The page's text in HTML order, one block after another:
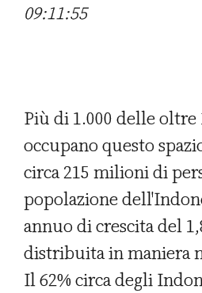
09:11:55
Più di 1.000 delle oltre
occupano questo
circa 215 milioni di
popolazione
annuo di crescita del
distribuita in maniera
Il 62% circa degli